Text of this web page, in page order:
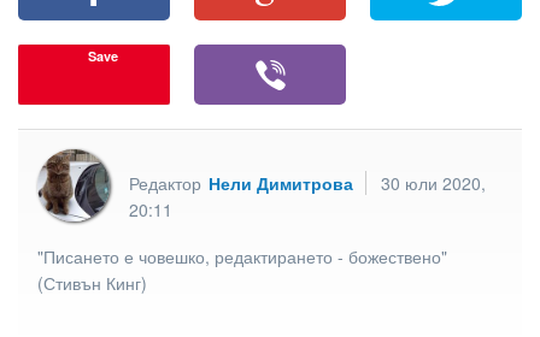
Save
Редактор Нели Димитрова
30 юли 2020,
20:11
"Писането е човешко, редактирането - божествено"
(Стивън Кинг)